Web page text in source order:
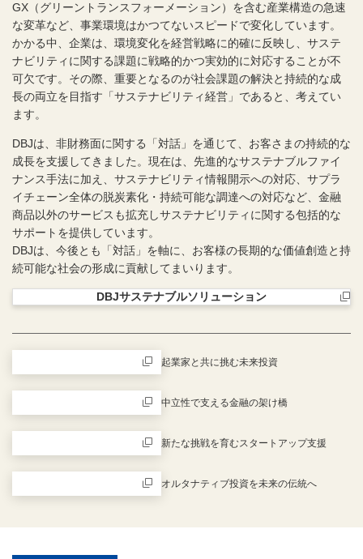
GX（グリーントランスフォーメーション）を含む産業構造の急速
な変革など、事業環境はかつてないスピードで変化しています。
かかる中、企業は、環境変化を経営戦略に的確に反映し、サステ
ナビリティに関する課題に戦略的かつ実効的に対応することが不
可欠です。その際、重要となるのが社会課題の解決と持続的な成
長の両立を目指す「サステナビリティ経営」であると、考えてい
ます。
DBJは、非財務面に関する「対話」を通じて、お客さまの持続的な
成長を支援してきました。現在は、先進的なサステナブルファイ
ナンス手法に加え、サステナビリティ情報開示への対応、サプラ
イチェーン全体の脱炭素化・持続可能な調達への対応など、金融
商品以外のサービスも拡充しサステナビリティに関する包括的な
サポートを提供しています。
DBJは、今後とも「対話」を軸に、お客様の長期的な価値創造と持
続可能な社会の形成に貢献してまいります。
DBJサステナブルソリューション
新規ウィンドウを開きます
起業家と共に挑む未来投資
中立性で支える金融の架け橋
新たな挑戦を育むスタートアップ支援
オルタナティブ投資を未来の伝統へ